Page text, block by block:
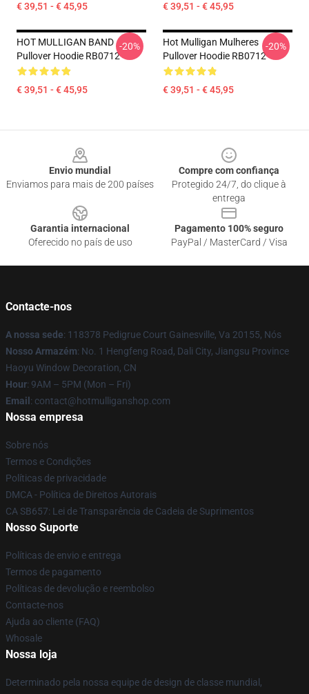
€ 39,51 - € 45,95 € 39,51 - € 45,95
HOT MULLIGAN BAND
Pullover Hoodie RB0712
€ 39,51 - € 45,95
-20%
Hot Mulligan Mulheres
Pullover Hoodie RB0712
€ 39,51 - € 45,95
-20%
Envio mundial
Enviamos para mais de 200 países
Compre com confiança
Protegido 24/7, do clique à
entrega
Garantia internacional
Oferecido no país de uso
Pagamento 100% seguro
PayPal / MasterCard / Visa
Contacte-nos
A nossa sede: 118378 Pedigrue Court Gainesville, Va 20155, Nós
Nosso Armazém: No. 1 Hengfeng Road, Dali City, Jiangsu Province
Haoyu Window Decoration, CN
Hour: 9AM – 5PM (Mon – Fri)
Email : contact@hotmulliganshop.com
Nossa empresa
Sobre nós
Termos e Condições
Políticas de privacidade
DMCA - Política de Direitos Autorais
CA SB657: Lei de Transparência de Cadeia de Suprimentos
Nosso Suporte
Políticas de envio e entrega
Termos de pagamento
Políticas de devolução e reembolso
Contacte-nos
Ajuda ao cliente (FAQ)
Whosale
Nossa loja
Determinado pela nossa equipe de design de classe mundial,